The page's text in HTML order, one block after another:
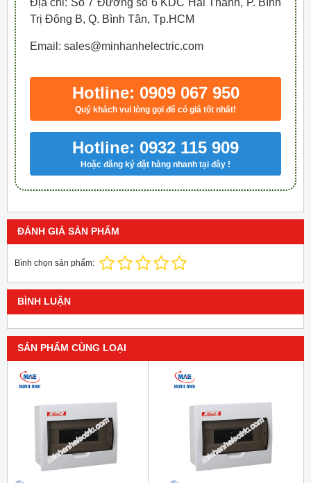
Địa chỉ: Số 7 Đường số 6 KDC Hai Thành, P. Bình
Trị Đông B, Q. Bình Tân, Tp.HCM
Email: sales@minhanhelectric.com
Hotline: 0909 067 950
Quý khách vui lòng gọi để có giá tốt nhất!
Hotline: 0932 115 909
Hoặc đăng ký đặt hàng nhanh tại đây !
ĐÁNH GIÁ SẢN PHẨM
Bình chọn sản phẩm:
BÌNH LUẬN
SẢN PHẨM CÙNG LOẠI